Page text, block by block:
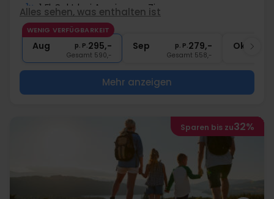
1x 1 Fl. Sekt bei Anreise pro Zimmer
1x Kaffee zum Mitnehmen
1x 1 Fl. Wasser bei Anreise pro Zimmer
Alles sehen, was enthalten ist
WENIG VERFÜGBARKEIT
Aug p. P.295,-
Gesamt 590,-
Sep p. P.279,-
Gesamt 558,-
Okt
Mehr anzeigen
Sparen bis zu32%